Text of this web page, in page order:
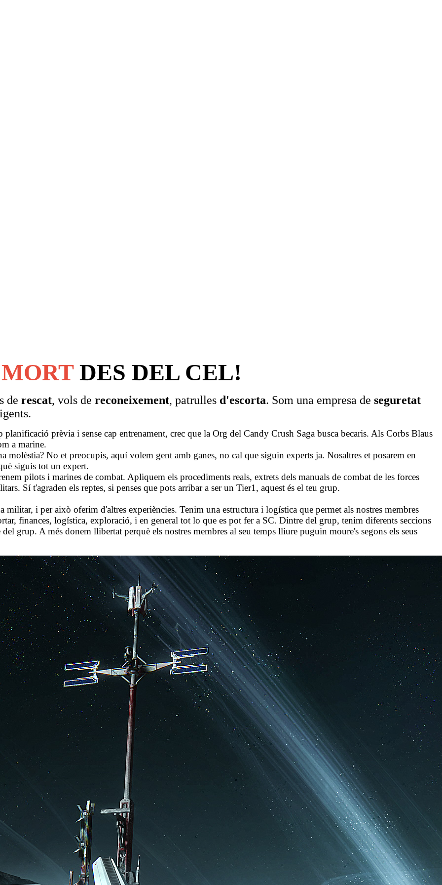
MORTDES DEL CEL!
de rescat, vols de reconeixement, patrulles d'escorta. Som una empresa de seguretat
prèvia i sense cap entrenament, crec que la Org del Candy Crush Saga busca becaris. Als Corbs Blaus
a marine.
molèstia? No et preocupis, aquí volem gent amb ganes, no cal que siguin experts ja. Nosaltres et posarem en
siguis tot un expert.
pilots i marines de combat. Apliquem els procediments reals, extrets dels manuals de combat de les forces
Sí t'agraden els reptes, si penses que pots arribar a ser un Tier1, aquest és el teu grup.
militar, i per això oferim d'altres experiències. Tenim una estructura i logística que permet als nostres membres
finances, logística, exploració, i en general tot lo que es pot fer a SC. Dintre del grup, tenim diferents seccions
grup. A més donem llibertat perquè els nostres membres al seu temps lliure puguin moure's segons els seus